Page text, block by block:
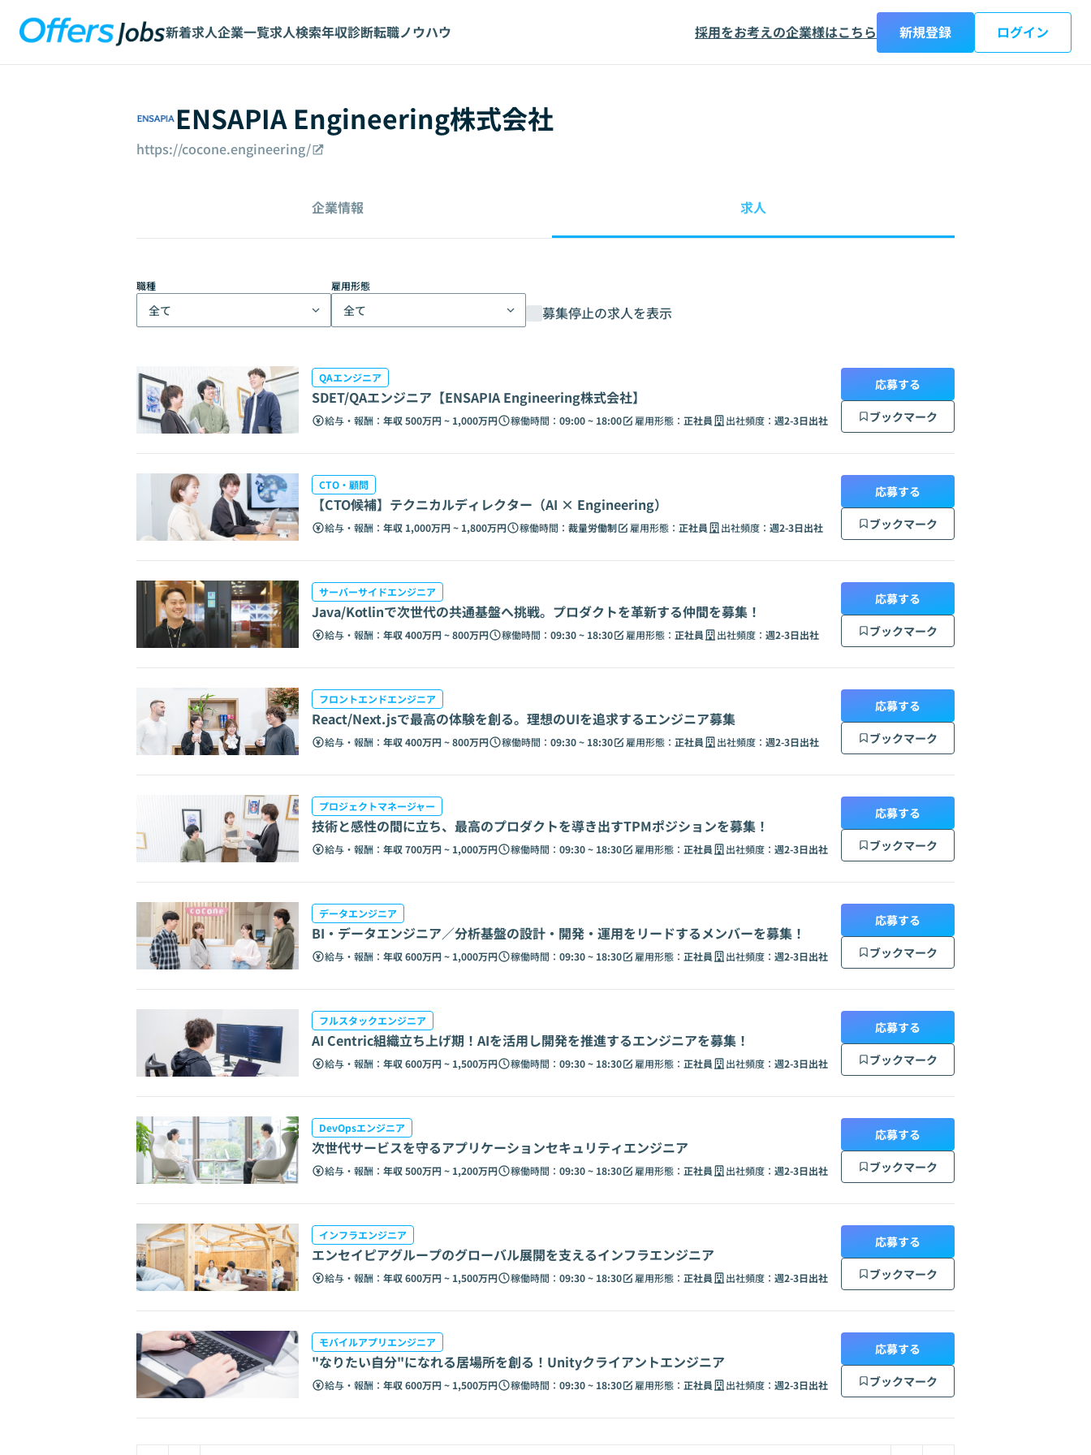
新着求人企業一覧求人検索年収診断転職ノウハウ 採用をお考えの企業様はこちら 新規登録 ログイン
ENSAPIA Engineering株式会社
https://cocone.engineering/
企業情報 求人
職種
全て
雇用形態
全て 募集停止の求人を表示
QAエンジニア
SDET/QAエンジニア【ENSAPIA Engineering株式会社】
給与・報酬： 年収 500万円 ~ 1,000万円 稼働時間： 09:00 ~ 18:00 雇用形態： 正社員 出社頻度： 週2-3日出社
応募する
ブックマーク
CTO・顧問
【CTO候補】テクニカルディレクター（AI × Engineering）
給与・報酬： 年収 1,000万円 ~ 1,800万円 稼働時間： 裁量労働制 雇用形態： 正社員 出社頻度： 週2-3日出社
応募する
ブックマーク
サーバーサイドエンジニア
Java/Kotlinで次世代の共通基盤へ挑戦。プロダクトを革新する仲間を募集！
給与・報酬： 年収 400万円 ~ 800万円 稼働時間： 09:30 ~ 18:30 雇用形態： 正社員 出社頻度： 週2-3日出社
応募する
ブックマーク
フロントエンドエンジニア
React/Next.jsで最高の体験を創る。理想のUIを追求するエンジニア募集
給与・報酬： 年収 400万円 ~ 800万円 稼働時間： 09:30 ~ 18:30 雇用形態： 正社員 出社頻度： 週2-3日出社
応募する
ブックマーク
プロジェクトマネージャー
技術と感性の間に立ち、最高のプロダクトを導き出すTPMポジションを募集！
給与・報酬： 年収 700万円 ~ 1,000万円 稼働時間： 09:30 ~ 18:30 雇用形態： 正社員 出社頻度： 週2-3日出社
応募する
ブックマーク
データエンジニア
BI・データエンジニア／分析基盤の設計・開発・運用をリードするメンバーを募集！
給与・報酬： 年収 600万円 ~ 1,000万円 稼働時間： 09:30 ~ 18:30 雇用形態： 正社員 出社頻度： 週2-3日出社
応募する
ブックマーク
フルスタックエンジニア
AI Centric組織立ち上げ期！AIを活用し開発を推進するエンジニアを募集！
給与・報酬： 年収 600万円 ~ 1,500万円 稼働時間： 09:30 ~ 18:30 雇用形態： 正社員 出社頻度： 週2-3日出社
応募する
ブックマーク
DevOpsエンジニア
次世代サービスを守るアプリケーションセキュリティエンジニア
給与・報酬： 年収 500万円 ~ 1,200万円 稼働時間： 09:30 ~ 18:30 雇用形態： 正社員 出社頻度： 週2-3日出社
応募する
ブックマーク
インフラエンジニア
エンセイピアグループのグローバル展開を支えるインフラエンジニア
給与・報酬： 年収 600万円 ~ 1,500万円 稼働時間： 09:30 ~ 18:30 雇用形態： 正社員 出社頻度： 週2-3日出社
応募する
ブックマーク
モバイルアプリエンジニア
"なりたい自分"になれる居場所を創る！Unityクライアントエンジニア
給与・報酬： 年収 600万円 ~ 1,500万円 稼働時間： 09:30 ~ 18:30 雇用形態： 正社員 出社頻度： 週2-3日出社
応募する
ブックマーク